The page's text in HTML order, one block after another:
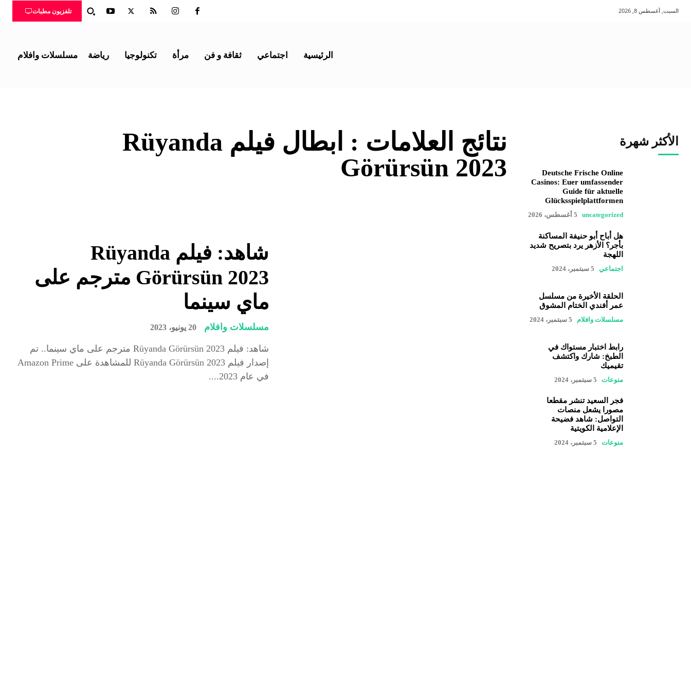
تلفزيون مطبات السبت, أغسطس 8, 2026
الرئيسية اجتماعي ثقافة و فن مرأة تكنولوجيا رياضة مسلسلات وافلام
نتائج العلامات :
ابطال فيلم Rüyanda
Görürsün 2023
شاهد: فيلم Rüyanda
Görürsün 2023 مترجم على
ماي سينما
مسلسلات وافلام 20 يونيو، 2023
شاهد: فيلم Rüyanda Görürsün 2023 مترجم على ماي سينما.. تم
إصدار فيلم Rüyanda Görürsün 2023 للمشاهدة على Amazon Prime
في عام 2023....
الأكثر شهرة
Deutsche Frische Online
Casinos: Euer umfassender
Guide für aktuelle
Glücksspielplattformen
uncategorized 5 أغسطس، 2026
هل أباح أبو حنيفة المساكنة
بأجر؟ الأزهر يرد بتصريح شديد
اللهجة
اجتماعي 5 سبتمبر، 2024
الحلقة الأخيرة من مسلسل
عمر أفندي الختام المشوق
مسلسلات وافلام 5 سبتمبر، 2024
رابط اختبار مستواك في
الطبخ: شارك واكتشف
تقيميك
منوعات 5 سبتمبر، 2024
فجر السعيد تنشر مقطعا
مصورا يشعل منصات
التواصل: شاهد فضيحة
الإعلامية الكويتية
منوعات 5 سبتمبر، 2024